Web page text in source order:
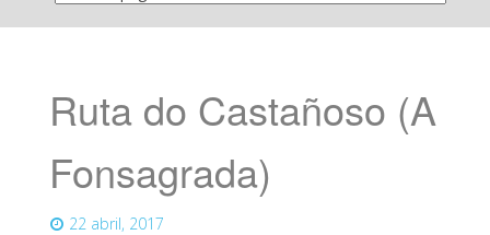
contenido
Ruta do Castañoso (A
Fonsagrada)
22 abril, 2017